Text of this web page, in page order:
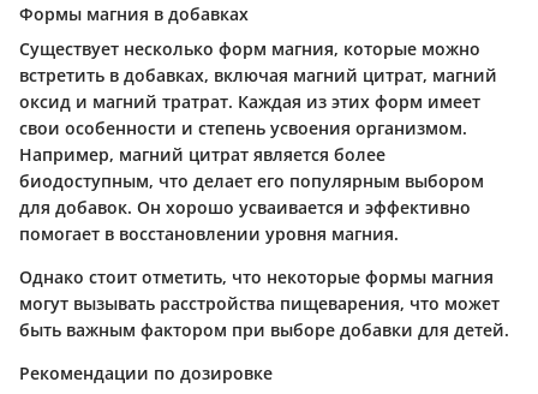
Формы магния в добавках
Существует несколько форм магния, которые можно
встретить в добавках, включая магний цитрат, магний
оксид и магний тратрат. Каждая из этих форм имеет
свои особенности и степень усвоения организмом.
Например, магний цитрат является более
биодоступным, что делает его популярным выбором
для добавок. Он хорошо усваивается и эффективно
помогает в восстановлении уровня магния.
Однако стоит отметить, что некоторые формы магния
могут вызывать расстройства пищеварения, что может
быть важным фактором при выборе добавки для детей.
Рекомендации по дозировке